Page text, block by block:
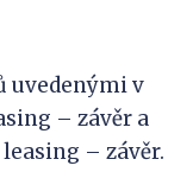
uvedenými v
– závěr a
– závěr.